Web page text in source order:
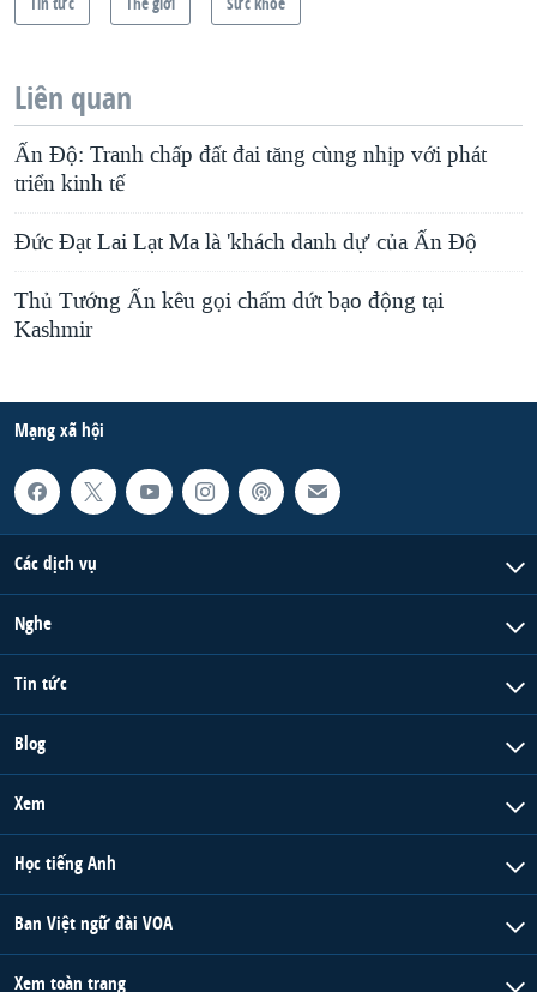
Liên quan
Ấn Độ: Tranh chấp đất đai tăng cùng nhịp với phát
triển kinh tế
Đức Đạt Lai Lạt Ma là 'khách danh dự' của Ấn Độ
Thủ Tướng Ấn kêu gọi chấm dứt bạo động tại
Kashmir
Mạng xã hội
Các dịch vụ
Nghe
Tin tức
Blog
Xem
Học tiếng Anh
Ban Việt ngữ đài VOA
Xem toàn trang